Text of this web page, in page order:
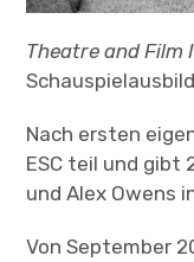
Theatre and Film
Nach ersten
ESC teil und gibt
und Alex Owens
Von September